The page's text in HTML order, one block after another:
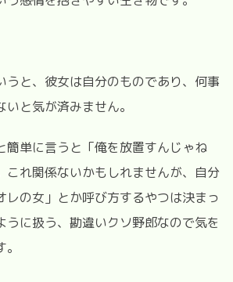
うと、彼女は自分のものであり、何事
と気が済みません。
簡単に言うと「俺を放置すんじゃね
これ関係ないかもしれませんが、自分
レの女」とか呼び方するやつは決まっ
うに扱う、勘違いクソ野郎なので気を